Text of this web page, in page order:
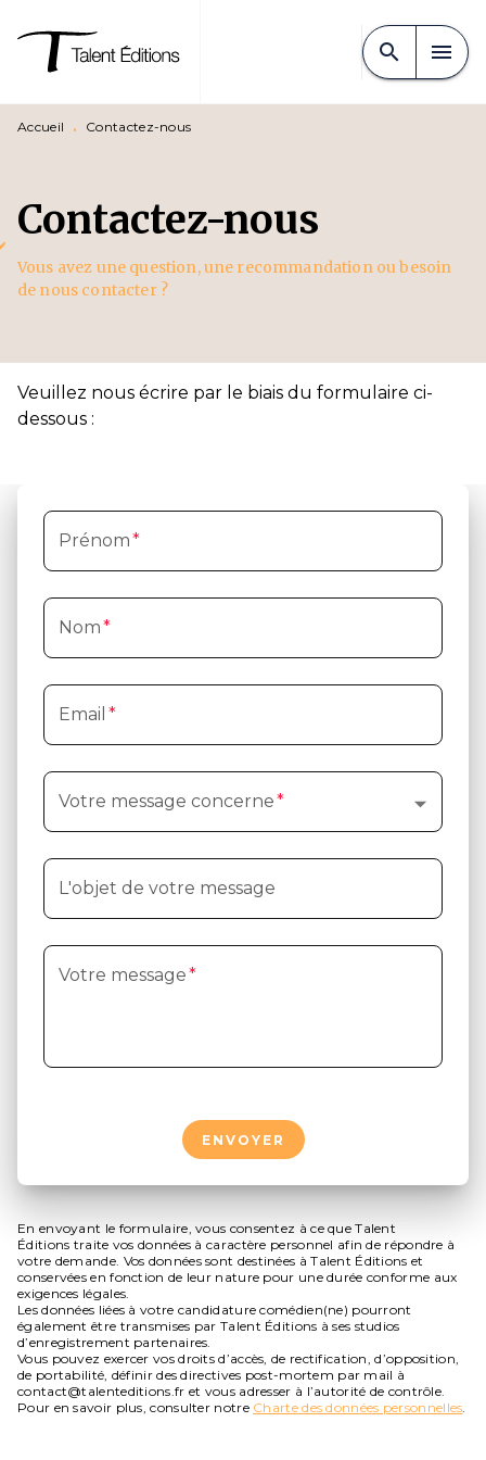
MENU CONTENU
PIED DE PAGE
search menu
Accueil • Contactez-nous
Contactez-nous
Vous avez une question, une recommandation ou besoin
de nous contacter ?
Veuillez nous écrire par le biais du formulaire ci-
dessous :
Prénom*
Nom*
Email *
Votre message concerne*
L'objet de votre message
Votre message*
ENVOYER
En envoyant le formulaire, vous consentez à ce que Talent
Éditions traite vos données à caractère personnel afin de répondre à
votre demande. Vos données sont destinées à Talent Éditions et
conservées en fonction de leur nature pour une durée conforme aux
exigences légales.
Les données liées à votre candidature comédien(ne) pourront
également être transmises par Talent Éditions à ses studios
d’enregistrement partenaires.
Vous pouvez exercer vos droits d’accès, de rectification, d’opposition,
de portabilité, définir des directives post-mortem par mail à
contact@talenteditions.fr et vous adresser à l’autorité de contrôle.
Pour en savoir plus, consulter notre Charte des données personnelles.